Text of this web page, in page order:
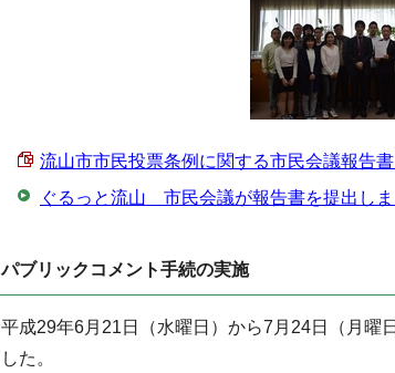
流山市市民投票条例に関する市民会議報告書
ぐるっと流山 市民会議が報告書を提出しま
パブリックコメント手続の実施
平成29年6月21日（水曜日）から7月24日（月曜
した。